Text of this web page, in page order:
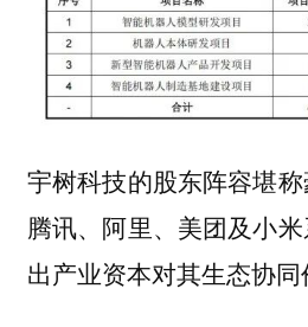
宇树科技的股东阵容堪称
腾讯、阿里、美团及小
出产业资本对其生态协同